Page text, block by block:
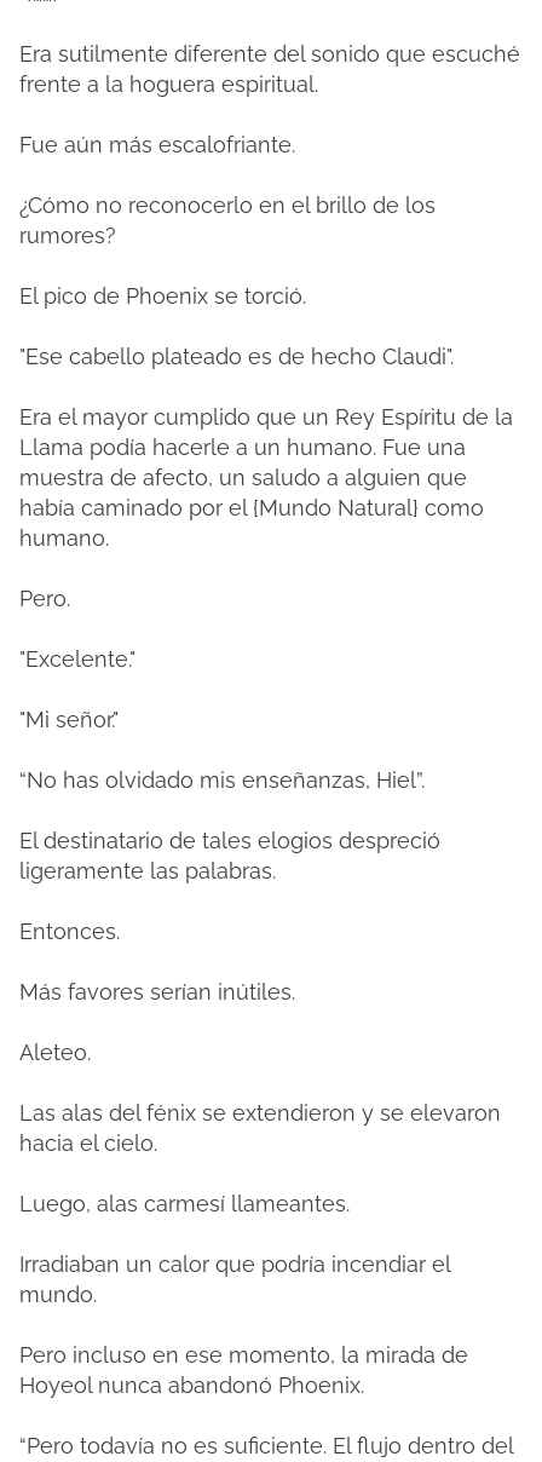
Era sutilmente diferente del sonido que escuché
frente a la hoguera espiritual.
Fue aún más escalofriante.
¿Cómo no reconocerlo en el brillo de los
rumores?
El pico de Phoenix se torció.
"Ese cabello plateado es de hecho Claudi".
Era el mayor cumplido que un Rey Espíritu de la
Llama podía hacerle a un humano. Fue una
muestra de afecto, un saludo a alguien que
había caminado por el {Mundo Natural} como
humano.
Pero.
"Excelente."
"Mi señor."
“No has olvidado mis enseñanzas, Hiel”.
El destinatario de tales elogios despreció
ligeramente las palabras.
Entonces.
Más favores serían inútiles.
Aleteo.
Las alas del fénix se extendieron y se elevaron
hacia el cielo.
Luego, alas carmesí llameantes.
Irradiaban un calor que podría incendiar el
mundo.
Pero incluso en ese momento, la mirada de
Hoyeol nunca abandonó Phoenix.
“Pero todavía no es suficiente. El flujo dentro del